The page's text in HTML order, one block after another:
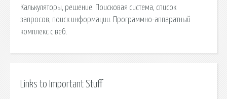
Калькуляторы, решение. Поисковая сиcтема, список
запросов, поиск информации. Программно-аппаратный
комплекс с веб.
Links to Important Stuff